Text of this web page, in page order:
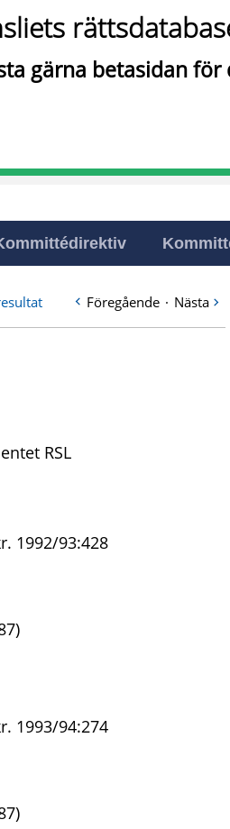
gärna betasidan
Föregående · Nästa
RSL
1992/93:428
1993/94:274